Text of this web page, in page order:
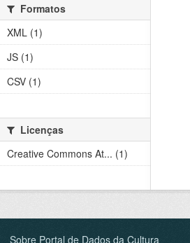
Formatos
XML (1)
JS (1)
CSV (1)
Licenças
Creative Commons At... (1)
Sobre Portal de Dados da Cultura